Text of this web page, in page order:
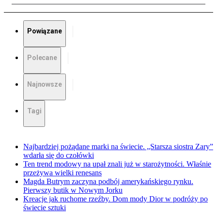
Powiązane
Polecane
Najnowsze
Tagi
Najbardziej pożądane marki na świecie. „Starsza siostra Zary”
wdarła się do czołówki
Ten trend modowy na upał znali już w starożytności. Właśnie
przeżywa wielki renesans
Magda Butrym zaczyna podbój amerykańskiego rynku.
Pierwszy butik w Nowym Jorku
Kreacje jak ruchome rzeźby. Dom mody Dior w podróży po
świecie sztuki